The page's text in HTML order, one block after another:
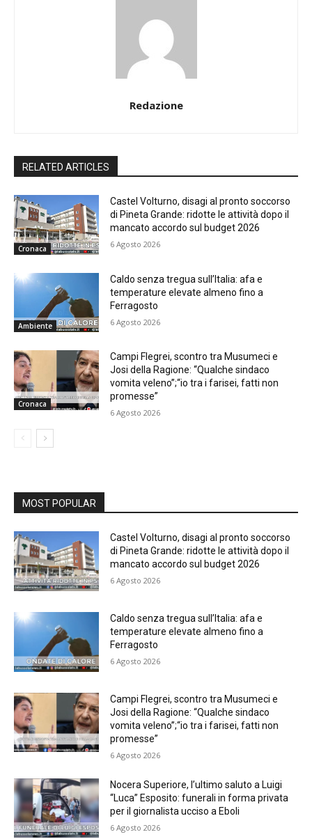
Redazione
RELATED ARTICLES
Cronaca
Castel Volturno, disagi al pronto soccorso
di Pineta Grande: ridotte le attività dopo il
mancato accordo sul budget 2026
6 Agosto 2026
Ambiente
Caldo senza tregua sull’Italia: afa e
temperature elevate almeno fino a
Ferragosto
6 Agosto 2026
Cronaca
Campi Flegrei, scontro tra Musumeci e
Josi della Ragione: “Qualche sindaco
vomita veleno”;“io tra i farisei, fatti non
promesse”
6 Agosto 2026
MOST POPULAR
Castel Volturno, disagi al pronto soccorso
di Pineta Grande: ridotte le attività dopo il
mancato accordo sul budget 2026
6 Agosto 2026
Caldo senza tregua sull’Italia: afa e
temperature elevate almeno fino a
Ferragosto
6 Agosto 2026
Campi Flegrei, scontro tra Musumeci e
Josi della Ragione: “Qualche sindaco
vomita veleno”;“io tra i farisei, fatti non
promesse”
6 Agosto 2026
Nocera Superiore, l’ultimo saluto a Luigi
“Luca” Esposito: funerali in forma privata
per il giornalista ucciso a Eboli
6 Agosto 2026